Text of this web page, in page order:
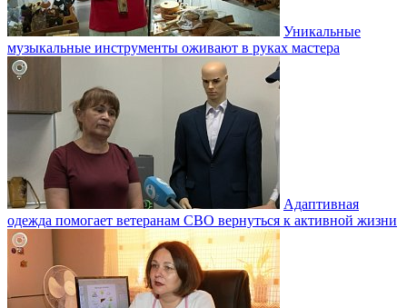
Уникальные
музыкальные инструменты оживают в руках мастера
Адаптивная
одежда помогает ветеранам СВО вернуться к активной жизни